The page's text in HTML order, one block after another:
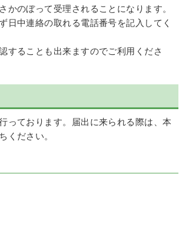
のぼって受理されることになります。
日中連絡の取れる電話番号を記入してく
することも出来ますのでご利用くださ
っております。届出に来られる際は、本
ください。